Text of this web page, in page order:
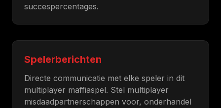
succespercentages.
Spelerberichten
Directe communicatie met elke speler in dit
multiplayer maffiaspel. Stel multiplayer
misdaadpartnerschappen voor, onderhandel